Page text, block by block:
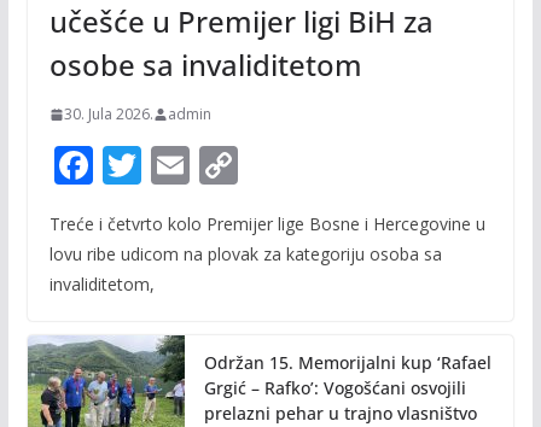
učešće u Premijer ligi BiH za
osobe sa invaliditetom
30. Jula 2026. admin
F
ac
e
b
o
k
T
w
itt
er
E
m
ai
C
p
n
k
Treće i četvrto kolo Premijer lige Bosne i Hercegovine u
lovu ribe udicom na plovak za kategoriju osoba sa
invaliditetom,
Održan 15. Memorijalni kup ‘Rafael
Grgić – Rafko’: Vogošćani osvojili
prelazni pehar u trajno vlasništvo